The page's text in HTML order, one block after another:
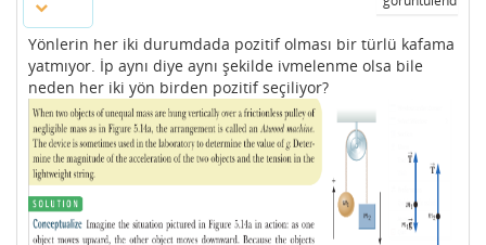
Yönlerin her iki durumdada pozitif olması bir türlü kafama
yatmıyor. İp aynı diye aynı şekilde ivmelenme olsa bile
neden her iki yön birden pozitif seçiliyor?